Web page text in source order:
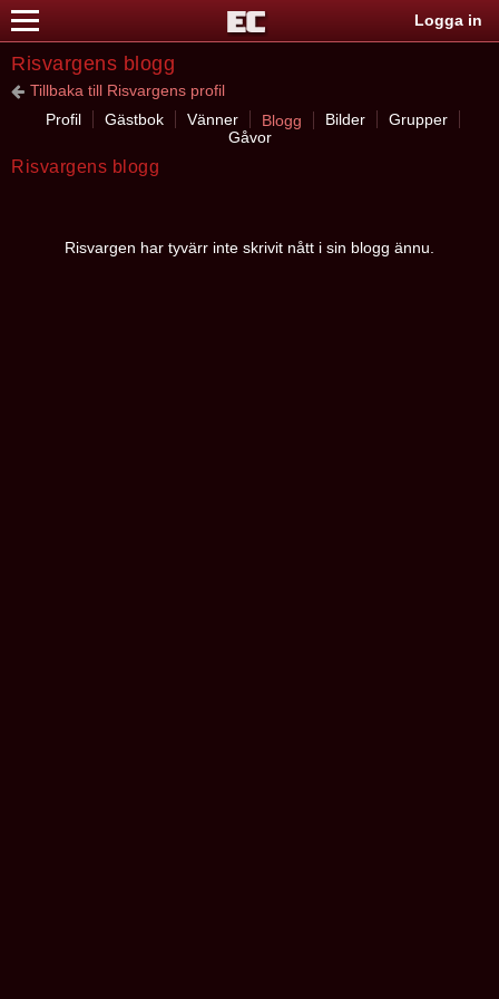
Logga in
Risvargens blogg
Tillbaka till Risvargens profil
Profil
Gästbok Vänner Blogg Bilder
Grupper
Gåvor
Risvargens blogg
Risvargen har tyvärr inte skrivit nått i sin blogg ännu.